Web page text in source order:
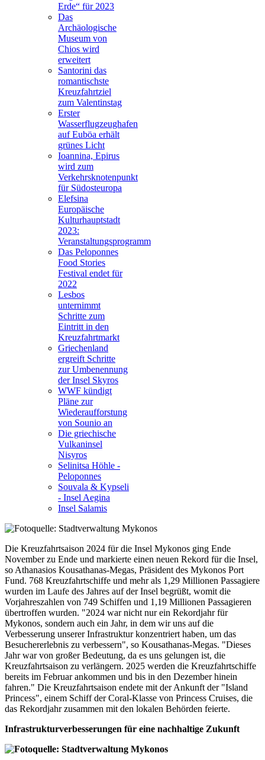
Erde“ für 2023
Das
Archäologische
Museum von
Chios wird
erweitert
Santorini das
romantischste
Kreuzfahrtziel
zum Valentinstag
Erster
Wasserflugzeughafen
auf Euböa erhält
grünes Licht
Ioannina, Epirus
wird zum
Verkehrsknotenpunkt
für Südosteuropa
Elefsina
Europäische
Kulturhauptstadt
2023:
Veranstaltungsprogramm
Das Peloponnes
Food Stories
Festival endet für
2022
Lesbos
unternimmt
Schritte zum
Eintritt in den
Kreuzfahrtmarkt
Griechenland
ergreift Schritte
zur Umbenennung
der Insel Skyros
WWF kündigt
Pläne zur
Wiederaufforstung
von Sounio an
Die griechische
Vulkaninsel
Nisyros
Selinitsa Höhle -
Peloponnes
Souvala & Kypseli
- Insel Aegina
Insel Salamis
Die Kreuzfahrtsaison 2024 für die Insel Mykonos ging Ende
November zu Ende und markierte einen neuen Rekord für die Insel,
so Athanasios Kousathanas-Megas, Präsident des Mykonos Port
Fund. 768 Kreuzfahrtschiffe und mehr als 1,29 Millionen Passagiere
wurden im Laufe des Jahres auf der Insel begrüßt, womit die
Vorjahreszahlen von 749 Schiffen und 1,19 Millionen Passagieren
übertroffen wurden. "2024 war nicht nur ein Rekordjahr für
Mykonos, sondern auch ein Jahr, in dem wir uns auf die
Verbesserung unserer Infrastruktur konzentriert haben, um das
Besuchererlebnis zu verbessern", so Kousathanas-Megas. "Dieses
Jahr war von großer Bedeutung, da es uns gelungen ist, die
Kreuzfahrtsaison zu verlängern. 2025 werden die Kreuzfahrtschiffe
bereits im Februar ankommen und bis in den Dezember hinein
fahren." Die Kreuzfahrtsaison endete mit der Ankunft der "Island
Princess", einem Schiff der Coral-Klasse von Princess Cruises, die
das Rekordjahr zusammen mit den lokalen Behörden feierte.
Infrastrukturverbesserungen für eine nachhaltige Zukunft